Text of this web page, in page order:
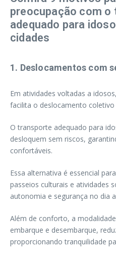
preocupação com
adequado para
cidades
1. Deslocamentos com
Em atividades voltadas a
facilita o deslocamento
O transporte adequado para
desloquem sem riscos,
confortáveis.
Essa alternativa é essencial
passeios culturais e atividades
autonomia e segurança no dia
Além de conforto, a
embarque e desembarque,
proporcionando tranquilidade